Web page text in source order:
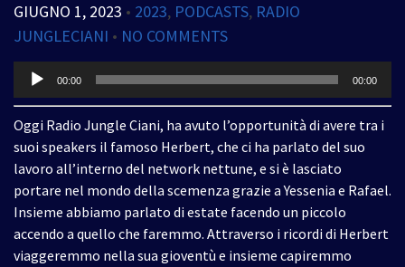
GIUGNO 1, 2023 • 2023, PODCASTS, RADIO
JUNGLECIANI • NO COMMENTS
Audio
Player
00:00 00:00
Oggi Radio Jungle Ciani, ha avuto l’opportunità di avere tra i
suoi speakers il famoso Herbert, che ci ha parlato del suo
lavoro all’interno del network nettune, e si è lasciato
portare nel mondo della scemenza grazie a Yessenia e Rafael.
Insieme abbiamo parlato di estate facendo un piccolo
accendo a quello che faremmo. Attraverso i ricordi di Herbert
viaggeremmo nella sua gioventù e insieme capiremmo